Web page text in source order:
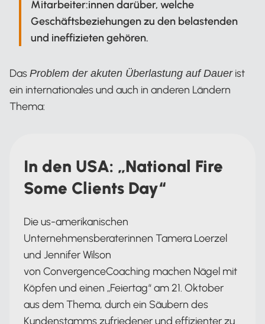
Mitarbeiter:innen darüber, welche
Geschäftsbeziehungen zu den belastenden
und ineffizieten gehören.
Das Problem der akuten Überlastung auf Dauerist
ein internationales und auch in anderen Ländern
Thema:
In den USA: „National Fire
Some Clients Day“
Die us-amerikanischen
Unternehmensberaterinnen Tamera Loerzel
und Jennifer Wilson
von ConvergenceCoaching machen Nägel mit
Köpfen und einen „Feiertag“ am 21. Oktober
aus dem Thema, durch ein Säubern des
Kundenstamms zufriedener und effizienter zu